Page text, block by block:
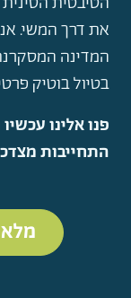
את דרך המשי.
המדינה
בטיול בוטיק
פנו אלינו
התחייבות